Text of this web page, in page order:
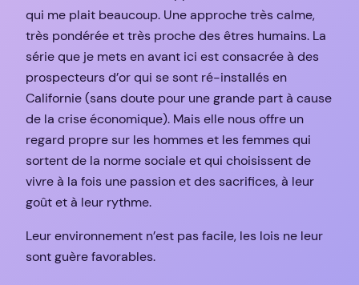
qui me plait beaucoup. Une approche très calme,
très pondérée et très proche des êtres humains. La
série que je mets en avant ici est consacrée à des
prospecteurs d’or qui se sont ré-installés en
Californie (sans doute pour une grande part à cause
de la crise économique). Mais elle nous offre un
regard propre sur les hommes et les femmes qui
sortent de la norme sociale et qui choisissent de
vivre à la fois une passion et des sacrifices, à leur
goût et à leur rythme.
Leur environnement n’est pas facile, les lois ne leur
sont guère favorables.